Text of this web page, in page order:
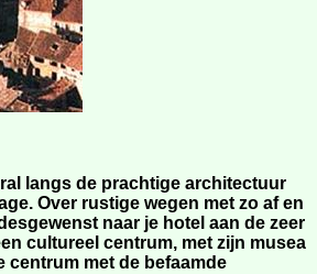
langs de prachtige architectuur
Over rustige wegen met zo af en
naar je hotel aan de zeer
cultureel centrum, met zijn musea
centrum met de befaamde